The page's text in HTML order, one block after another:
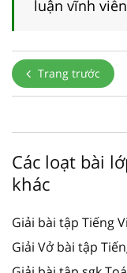
luận vĩnh
Trang trước
Các loạt bài
khác
Giải bài tập Tiếng
Giải Vở bài tập